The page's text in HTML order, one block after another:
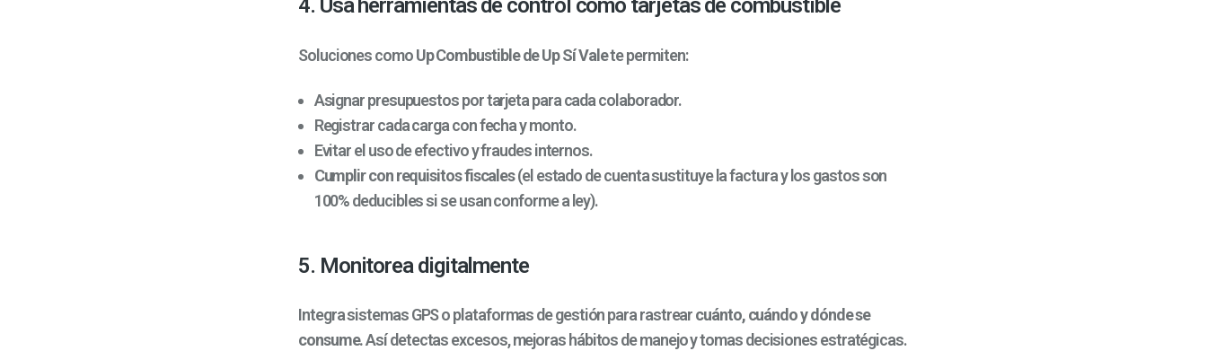
4. Usa herramientas de control como tarjetas de combustible
Soluciones comoUp Combustible de Up Sí Valete permiten:
Asignar presupuestos por tarjeta para cada colaborador.
Registrar cada carga con fecha y monto.
Evitar el uso de efectivo y fraudes internos.
Cumplir con requisitos fiscales(el estado de cuenta sustituye la factura y los gastos son
100% deducibles si se usan conforme a ley).
5. Monitorea digitalmente
Integra sistemas GPS o plataformas de gestión para rastrearcuánto, cuándo y dónde se
consume.Así detectas excesos, mejoras hábitos de manejo y tomas decisiones estratégicas.